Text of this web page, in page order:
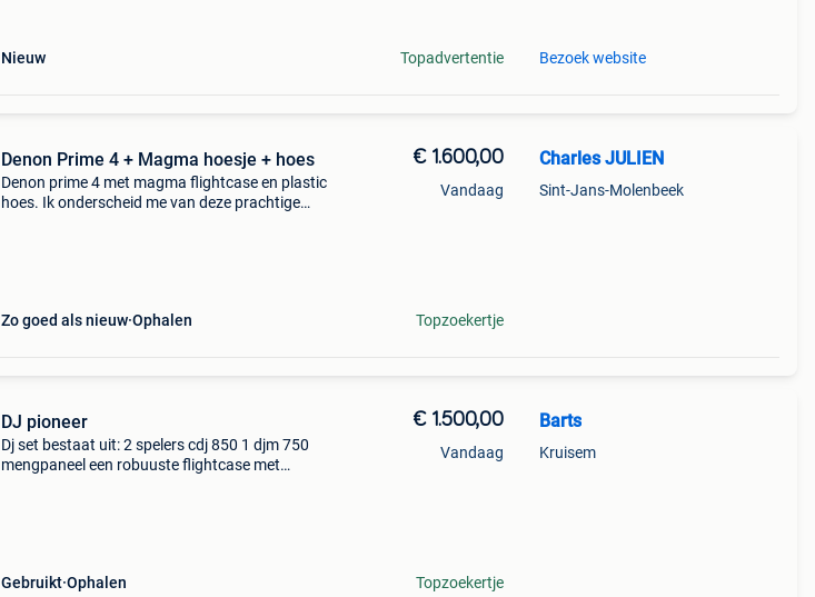
Nieuw
Topadvertentie Bezoek website
Denon Prime 4 + Magma hoesje + hoes
Denon prime 4 met magma flightcase en plastic
hoes. Ik onderscheid me van deze prachtige
Zo goed als nieuw Ophalen
€ 1.600,00
Vandaag
Topzoekertje
Charles JULIEN
Sint-Jans-Molenbeek
DJ pioneer
Dj set bestaat uit: 2 spelers cdj 850 1 djm 750
mengpaneel een robuuste flightcase met
Gebruikt Ophalen
€ 1.500,00
Vandaag
Topzoekertje
Barts
Kruisem